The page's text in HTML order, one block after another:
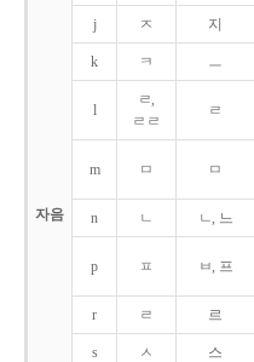
자음
j ㅈ 지
k ㅋ ㅡ
l
ㄹ,
ㄹㄹ
ㄹ
m ㅁ ㅁ
n ㄴ ㄴ, 느
p ㅍ ㅂ, 프
r ㄹ 르
s ㅅ 스